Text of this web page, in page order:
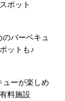
ポット
のバーベキュ
ットも♪
ューが楽しめ
有料施設